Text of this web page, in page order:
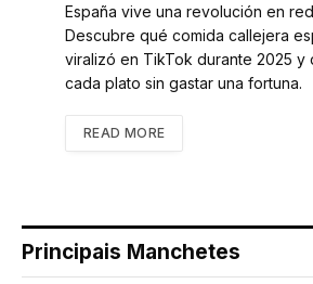
España vive una revolución en
Descubre qué comida callejera
viralizó en TikTok durante 2025 y
cada plato sin gastar una fortuna.
READ MORE
Principais Manchetes